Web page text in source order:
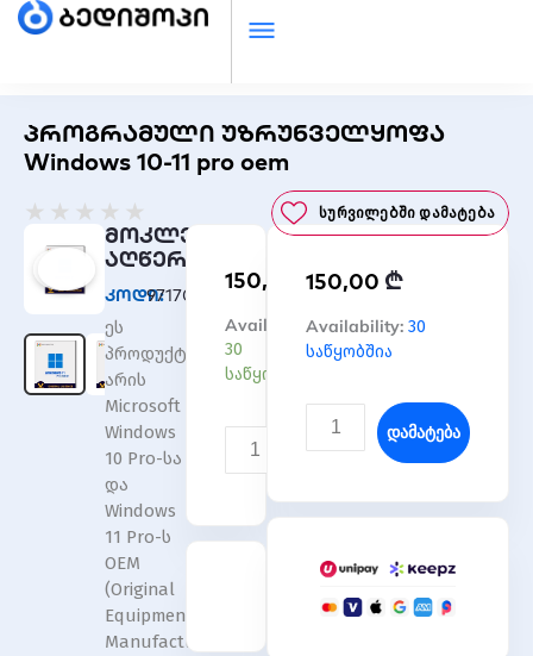
პროგრამული უზრუნველყოფა
Windows 10-11 pro oem
★ ★ ★ ★ ★
0
out
5
Სურვილებში Დამატება
მოკლე
აღწერა
კოდი:971701
ეს
პროდუქტი
არის
Microsoft
Windows
10 Pro-სა
და
Windows
11 Pro-ს
OEM
(Original
Equipment
Manufacturer)
150,00 ₾
Availability:
30
საწყობშია
რაოდენობა:
პროგრამული
უზრუნველყოფა
Დამატება
150,00 ₾
Availability: 30
საწყობშია
რაოდენობა:
პროგრამული
Დამატება